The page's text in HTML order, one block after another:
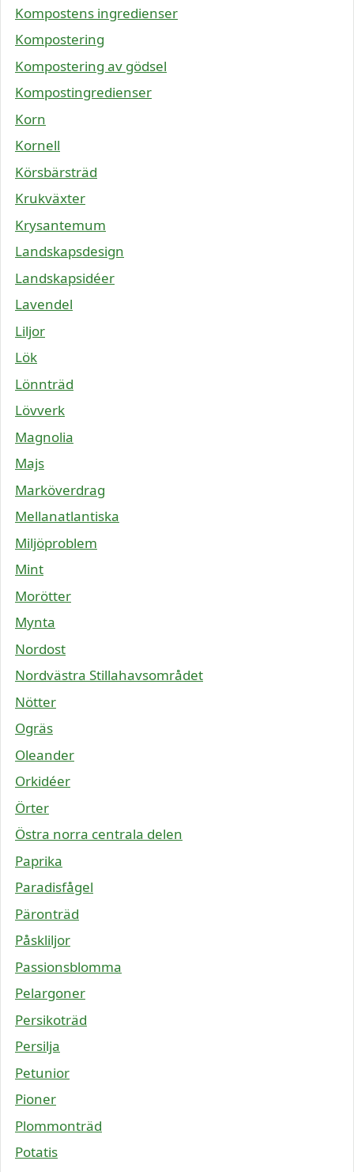
Kompostens ingredienser
Kompostering
Kompostering av gödsel
Kompostingredienser
Korn
Kornell
Körsbärsträd
Krukväxter
Krysantemum
Landskapsdesign
Landskapsidéer
Lavendel
Liljor
Lök
Lönnträd
Lövverk
Magnolia
Majs
Marköverdrag
Mellanatlantiska
Miljöproblem
Mint
Morötter
Mynta
Nordost
Nordvästra Stillahavsområdet
Nötter
Ogräs
Oleander
Orkidéer
Örter
Östra norra centrala delen
Paprika
Paradisfågel
Päronträd
Påskliljor
Passionsblomma
Pelargoner
Persikoträd
Persilja
Petunior
Pioner
Plommonträd
Potatis